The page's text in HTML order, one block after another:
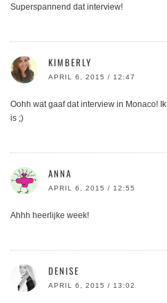
Superspannend dat interview!
KIMBERLY
APRIL 6, 2015 / 12:47
Oohh wat gaaf dat interview in Monaco!
is ;)
ANNA
APRIL 6, 2015 / 12:55
Ahhh heerlijke week!
DENISE
APRIL 6, 2015 / 13:02